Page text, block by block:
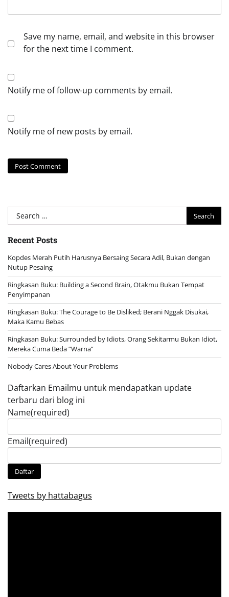
Save my name, email, and website in this browser
for the next time I comment.
Notify me of follow-up comments by email.
Notify me of new posts by email.
Search
for:
Recent Posts
Kopdes Merah Putih Harusnya Bersaing Secara Adil, Bukan dengan
Nutup Pesaing
Ringkasan Buku: Building a Second Brain, Otakmu Bukan Tempat
Penyimpanan
Ringkasan Buku: The Courage to Be Disliked; Berani Nggak Disukai,
Maka Kamu Bebas
Ringkasan Buku: Surrounded by Idiots, Orang Sekitarmu Bukan Idiot,
Mereka Cuma Beda “Warna”
Nobody Cares About Your Problems
Daftarkan Emailmu untuk mendapatkan update
terbaru dari blog ini
Name(required)
Email(required)
Daftar
Tweets by hattabagus